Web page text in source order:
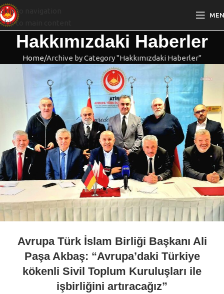
Skip to navigation
Skip to main content
Hakkımızdaki Haberler
Home Archive by Category "Hakkımızdaki Haberler"
Avrupa Türk İslam Birliği Başkanı Ali
Paşa Akbaş: “Avrupa’daki Türkiye
kökenli Sivil Toplum Kuruluşları ile
işbirliğini artıracağız”